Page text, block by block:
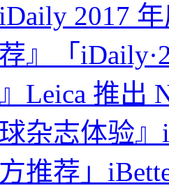
iDaily 2017
荐』「
』Leica 推出
球杂志体验
方推荐」